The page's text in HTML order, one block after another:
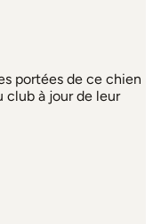
portées de ce chien
club à jour de leur